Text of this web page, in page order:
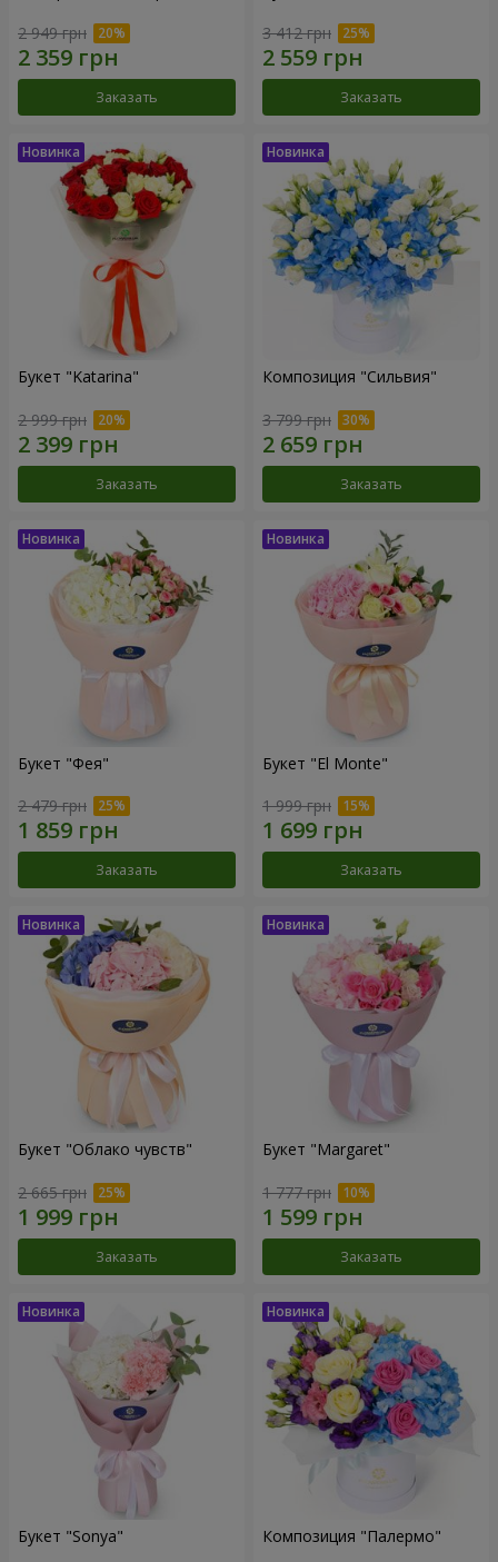
2 949 грн
Заказать
3 412 грн
Заказать
Букет "Katarina"
2 999 грн
Заказать
Композиция "Сильвия"
3 799 грн
Заказать
Букет "Фея"
2 479 грн
Заказать
Букет "El Monte"
1 999 грн
Заказать
Букет "Облако чувств"
2 665 грн
Заказать
Букет "Margaret"
1 777 грн
Заказать
Букет "Sonya" Композиция "Палермо"